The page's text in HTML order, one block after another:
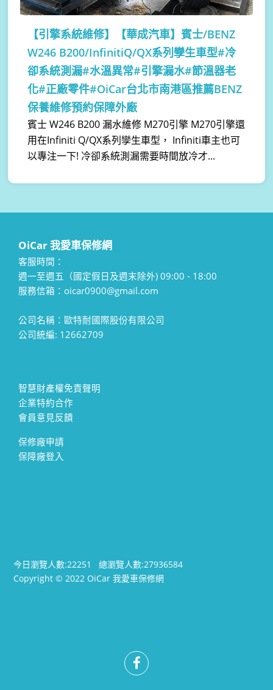
【引擎系統維修】
【華成汽車】賓士/BENZ
W246 B200/InfinitiQ/QX系列孿生車型#冷
卻系統測漏#水溫異常#引擎漏水#節溫器老
化#正廠零件#OiCar台北市南港區推薦BENZ
保養維修預約保障外廠
賓士 W246 B200 漏水維修 M270引擎 M270引擎還
用在Infiniti Q/QX系列孿生車型， Infiniti車主也可
以專注一下! 冷卻系統測漏需要時間放冷才...
OiCar 我愛車保修網
客服時間：
週一至週五（國定假日及週末除外) 09:00 - 18:00
服務信箱：oicar0900@gmail.com
公司名稱：歐特耐國際股份有限公司
公司統編: 12662709
智慧財產權免責聲明
企業特約合作
會員意見反饋
保修廠申請
保障廠登入
今日瀏覽人數:22251總瀏覽人數:27936584
Copyright © 2022 OiCar 我愛車保修網